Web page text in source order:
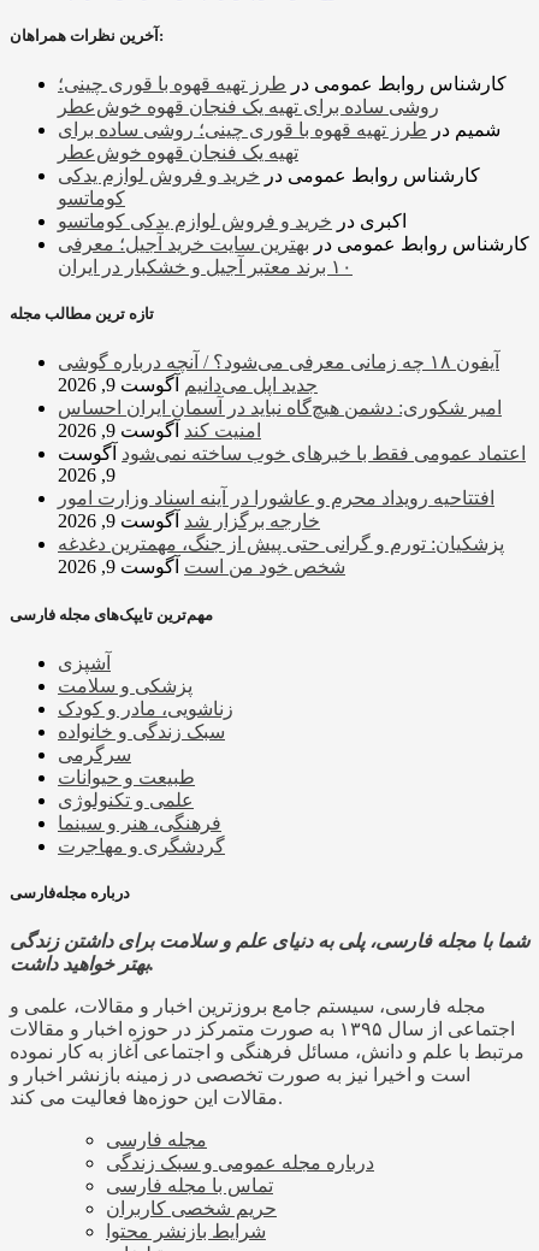
آخرین نظرات همراهان:
کارشناس روابط عمومی در طرز تهیه قهوه با قوری چینی؛
روشی ساده برای تهیه یک فنجان قهوه خوش‌عطر
شمیم در طرز تهیه قهوه با قوری چینی؛ روشی ساده برای
تهیه یک فنجان قهوه خوش‌عطر
کارشناس روابط عمومی در خرید و فروش لوازم یدکی
کوماتسو
اکبری در خرید و فروش لوازم یدکی کوماتسو
کارشناس روابط عمومی در بهترین سایت خرید آجیل؛ معرفی
۱۰ برند معتبر آجیل و خشکبار در ایران
تازه ترین مطالب مجله
آیفون ۱۸ چه زمانی معرفی می‌شود؟ / آنچه درباره گوشی
جدید اپل می‌دانیم آگوست 9, 2026
امیر شکوری: دشمن هیچ‌گاه نباید در آسمان ایران احساس
امنیت کند آگوست 9, 2026
اعتماد عمومی فقط با خبرهای خوب ساخته نمی‌شود آگوست
9, 2026
افتتاحیه رویداد محرم و عاشورا در آینه اسناد وزارت امور
خارجه برگزار شد آگوست 9, 2026
پزشکیان: تورم و گرانی حتی پیش از جنگ، مهمترین دغدغه
شخص خود من است آگوست 9, 2026
مهم‌ترین تایپک‌های مجله فارسی
آشپزی
پزشکی و سلامت
زناشویی، مادر و کودک
سبک زندگی و خانواده
سرگرمی
طبیعت و حیوانات
علمی و تکنولوژی
فرهنگی، هنر و سینما
گردشگری و مهاجرت
درباره مجله‌فارسی
شما با مجله فارسی، پلی به دنیای علم و سلامت برای داشتن زندگی
بهتر خواهید داشت.
مجله فارسی، سیستم جامع بروزترین اخبار و مقالات، علمی و
اجتماعی از سال ۱۳۹۵ به صورت متمرکز در حوزه اخبار و مقالات
مرتبط با علم و دانش، مسائل فرهنگی و اجتماعی آغاز به کار نموده
است و اخیرا نیز به صورت تخصصی در زمینه بازنشر اخبار و
مقالات این حوزه‌ها فعالیت می کند.
مجله فارسی
درباره مجله عمومی و سبک زندگی
تماس با مجله فارسی
حریم شخصی کاربران
شرایط بازنشر محتوا